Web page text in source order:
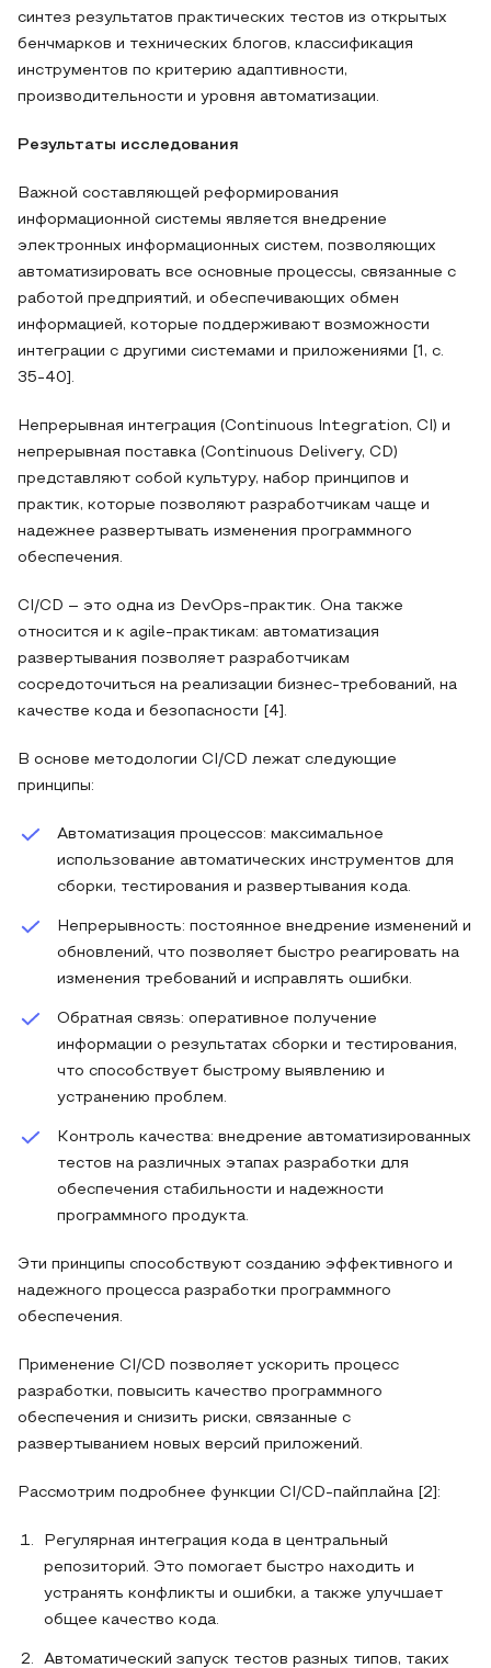
синтез результатов практических тестов из открытых
бенчмарков и технических блогов, классификация
инструментов по критерию адаптивности,
производительности и уровня автоматизации.
Результаты исследования
Важной составляющей реформирования
информационной системы является внедрение
электронных информационных систем, позволяющих
автоматизировать все основные процессы, связанные с
работой предприятий, и обеспечивающих обмен
информацией, которые поддерживают возможности
интеграции с другими системами и приложениями [1, с.
35-40].
Непрерывная интеграция (Continuous Integration, CI) и
непрерывная поставка (Continuous Delivery, CD)
представляют собой культуру, набор принципов и
практик, которые позволяют разработчикам чаще и
надежнее развертывать изменения программного
обеспечения.
CI/CD – это одна из DevOps-практик. Она также
относится и к agile-практикам: автоматизация
развертывания позволяет разработчикам
сосредоточиться на реализации бизнес-требований, на
качестве кода и безопасности [4].
В основе методологии CI/CD лежат следующие
принципы:
Автоматизация процессов: максимальное
использование автоматических инструментов для
сборки, тестирования и развертывания кода.
Непрерывность: постоянное внедрение изменений и
обновлений, что позволяет быстро реагировать на
изменения требований и исправлять ошибки.
Обратная связь: оперативное получение
информации о результатах сборки и тестирования,
что способствует быстрому выявлению и
устранению проблем.
Контроль качества: внедрение автоматизированных
тестов на различных этапах разработки для
обеспечения стабильности и надежности
программного продукта.
Эти принципы способствуют созданию эффективного и
надежного процесса разработки программного
обеспечения.
Применение CI/CD позволяет ускорить процесс
разработки, повысить качество программного
обеспечения и снизить риски, связанные с
развертыванием новых версий приложений.
Рассмотрим подробнее функции CI/CD-пайплайна [2]:
Регулярная интеграция кода в центральный
репозиторий. Это помогает быстро находить и
устранять конфликты и ошибки, а также улучшает
общее качество кода.
Автоматический запуск тестов разных типов, таких